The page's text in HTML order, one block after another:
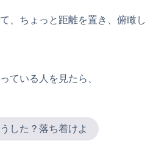
、ちょっと距離を置き、俯瞰し
ている人を見たら、
した？落ち着けよ